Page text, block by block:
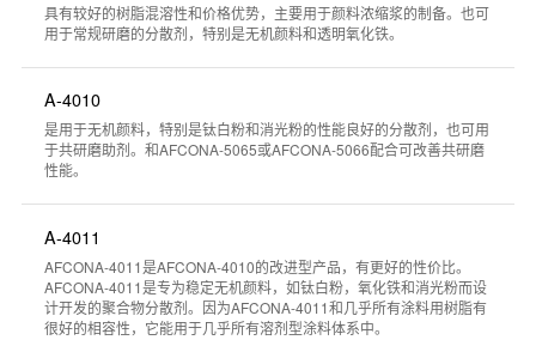
具有较好的树脂混溶性和价格优势，主要用于颜料浓缩浆的制备。也可
用于常规研磨的分散剂，特别是无机颜料和透明氧化铁。
A-4010
是用于无机颜料，特别是钛白粉和消光粉的性能良好的分散剂，也可用
于共研磨助剂。和AFCONA-5065或AFCONA-5066配合可改善共研磨
性能。
A-4011
AFCONA-4011是AFCONA-4010的改进型产品，有更好的性价比。
AFCONA-4011是专为稳定无机颜料，如钛白粉，氧化铁和消光粉而设
计开发的聚合物分散剂。因为AFCONA-4011和几乎所有涂料用树脂有
很好的相容性，它能用于几乎所有溶剂型涂料体系中。